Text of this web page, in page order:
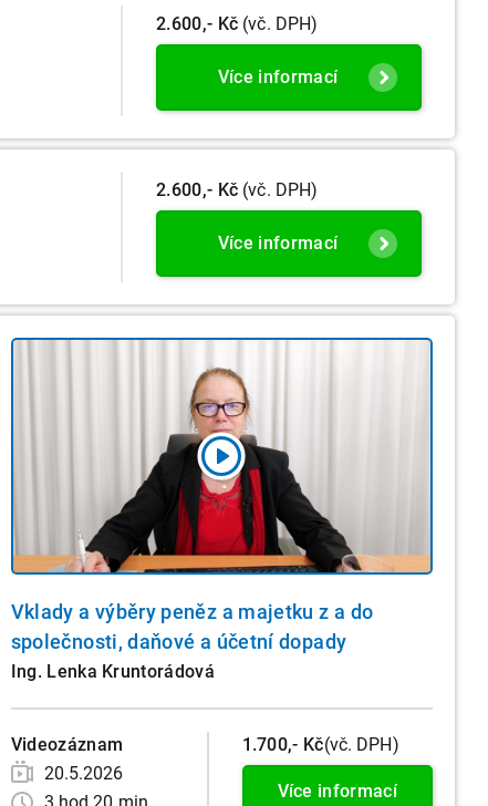
2.600,- Kč (vč. DPH)
Více informací
2.600,- Kč (vč. DPH)
Více informací
Vklady a výběry peněz a majetku z a do
společnosti, daňové a účetní dopady
Ing. Lenka Kruntorádová
Videozáznam
20.5.2026
1.700,- Kč(vč. DPH)
Více informací